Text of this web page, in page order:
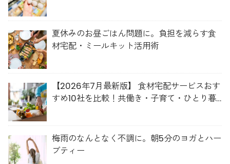
夏休みのお昼ごはん問題に。負担を減らす食
材宅配・ミールキット活用術
【2026年7月最新版】 食材宅配サービスおす
すめ10社を比較！共働き・子育て・ひとり暮
梅雨のなんとなく不調に。朝5分のヨガとハー
ブティー